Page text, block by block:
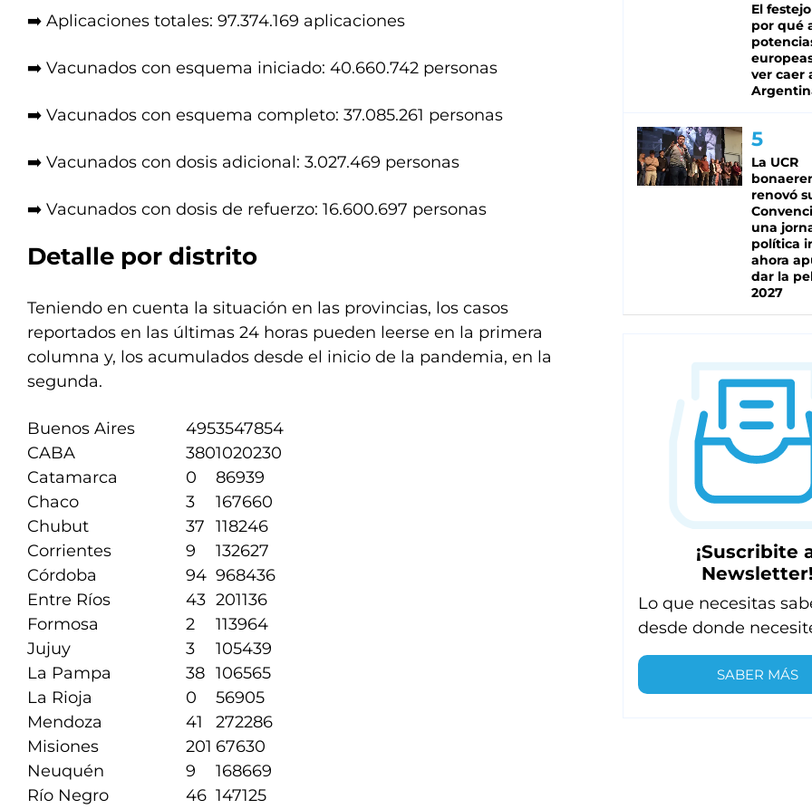
➡️ Aplicaciones totales: 97.374.169 aplicaciones
➡️ Vacunados con esquema iniciado: 40.660.742 personas
➡️ Vacunados con esquema completo: 37.085.261 personas
➡️ Vacunados con dosis adicional: 3.027.469 personas
➡️ Vacunados con dosis de refuerzo: 16.600.697 personas
Detalle por distrito
Teniendo en cuenta la situación en las provincias, los casos
reportados en las últimas 24 horas pueden leerse en la primera
columna y, los acumulados desde el inicio de la pandemia, en la
segunda.
Buenos Aires 4953547854
CABA
3801020230
Catamarca
0
86939
Chaco
3
167660
Chubut
37 118246
Corrientes
9
132627
Córdoba
94 968436
Entre Ríos
43 201136
Formosa
2
113964
Jujuy
3
105439
La Pampa
38 106565
La Rioja
0
56905
Mendoza
41
272286
Misiones
201 67630
Neuquén
9
168669
Río Negro
46 147125
El
por qué
ver caer
La UCR
renovó
una
política
ahora
dar la
2027
¡Suscribite
Lo que necesitas
desde donde
SABER MÁS